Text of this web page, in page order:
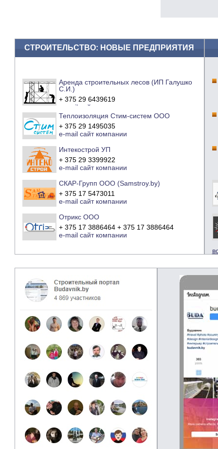
СТРОИТЕЛЬСТВО: НОВЫЕ ПРЕДПРИЯТИЯ
Аренда строительных лесов (ИП Галушко
С.И.)
+ 375 29 6439619
e-mail
сайт компании
Теплоизоляция Стим-систем ООО
+ 375 29 1495035
e-mail сайт компании
Интекострой УП
+ 375 29 3399922
e-mail сайт компании
СКАР-Групп ООО (Samstroy.by)
+ 375 17 5473011
e-mail сайт компании
Отрикс ООО
+ 375 17 3886464 + 375 17 3886464
e-mail сайт компании